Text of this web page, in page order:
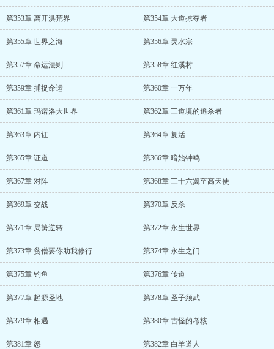
第353章 离开洪荒界 第354章 大道掠夺者
第355章 世界之海 第356章 灵水宗
第357章 命运法则 第358章 红溪村
第359章 捕捉命运 第360章 一万年
第361章 玛诺洛大世界 第362章 三道境的追杀者
第363章 内讧 第364章 复活
第365章 证道 第366章 暗始钟鸣
第367章 对阵 第368章 三十六翼至高天使
第369章 交战 第370章 反杀
第371章 局势逆转 第372章 永生世界
第373章 贫僧要你助我修行 第374章 永生之门
第375章 钓鱼 第376章 传道
第377章 起源圣地 第378章 圣子须武
第379章 相遇 第380章 古怪的考核
第381章 怒 第382章 白羊道人